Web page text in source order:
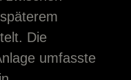
Die
umfasste